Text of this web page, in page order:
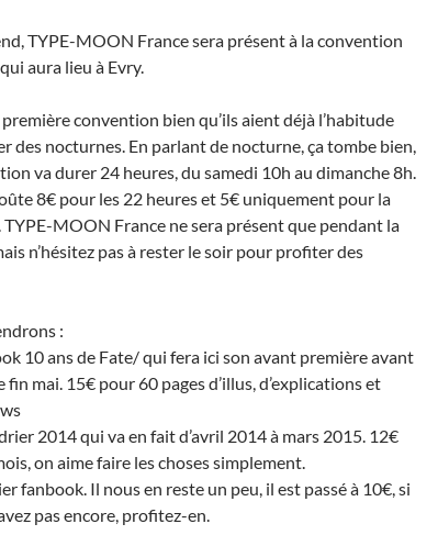
TYPE-MOON France sera présent à la convention
aura lieu à Evry.
première convention bien qu’ils aient déjà l’habitude
des nocturnes. En parlant de nocturne, ça tombe bien,
va durer 24 heures, du samedi 10h au dimanche 8h.
8€ pour les 22 heures et 5€ uniquement pour la
MOON France ne sera présent que pendant la
n’hésitez pas à rester le soir pour profiter des
:
10 ans de Fate/ qui fera ici son avant première avant
fin mai. 15€ pour 60 pages d’illus, d’explications et
2014 qui va en fait d’avril 2014 à mars 2015. 12€
on aime faire les choses simplement.
fanbook. Il nous en reste un peu, il est passé à 10€, si
pas encore, profitez-en.